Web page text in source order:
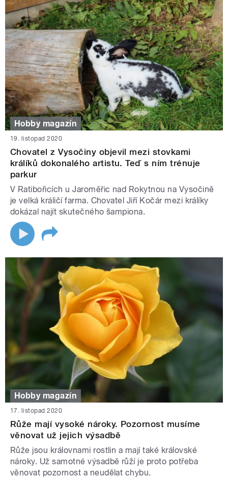
Hobby magazín
19. listopad 2020
Chovatel z Vysočiny objevil mezi stovkami
králíků dokonalého artistu. Teď s ním trénuje
parkur
V Ratibořicích u Jaroměřic nad Rokytnou na Vysočině
je velká králičí farma. Chovatel Jiří Kočár mezi králíky
dokázal najít skutečného šampiona.
Hobby magazín
17. listopad 2020
Růže mají vysoké nároky. Pozornost musíme
věnovat už jejich výsadbě
Růže jsou královnami rostlin a mají také královské
nároky. Už samotné výsadbě růží je proto potřeba
věnovat pozornost a neudělat chybu.